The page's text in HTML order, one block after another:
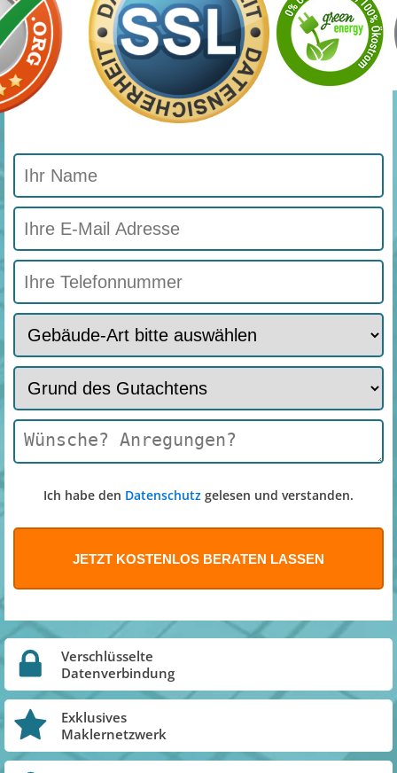
Ich habe den Datenschutz gelesen und verstanden.
Verschlüsselte
Datenverbindung
Exklusives
Maklernetzwerk